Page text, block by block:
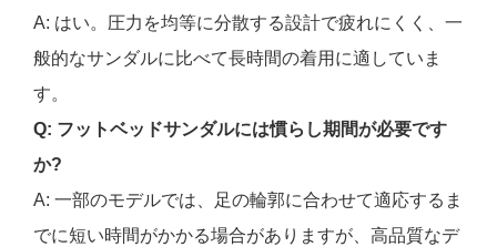
A: はい。圧力を均等に分散する設計で疲れにくく、一
般的なサンダルに比べて長時間の着用に適していま
す。
Q: フットベッドサンダルには慣らし期間が必要です
か?
A: 一部のモデルでは、足の輪郭に合わせて適応するま
でに短い時間がかかる場合がありますが、高品質なデ